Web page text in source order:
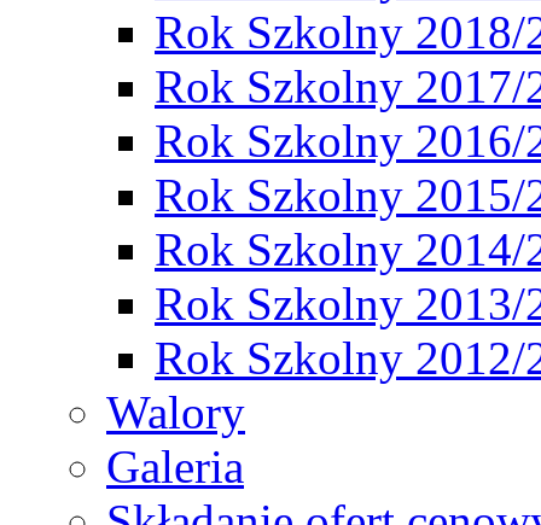
Rok Szkolny 2018/
Rok Szkolny 2017/
Rok Szkolny 2016/
Rok Szkolny 2015/
Rok Szkolny 2014/
Rok Szkolny 2013/
Rok Szkolny 2012/
Walory
Galeria